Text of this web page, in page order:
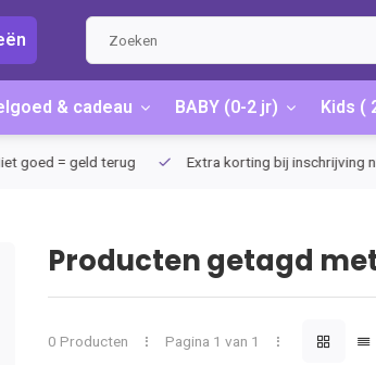
& cadeau BABY (0-2 jr) Kids (
goed = geld terug Extra korting bij inschrijving
Producten getagd
0 Producten Pagina 1 van 1